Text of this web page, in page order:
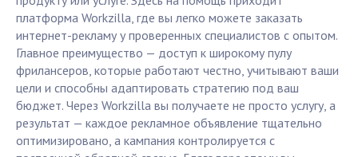
платформа Workzilla, где вы легко можете заказать
интернет-рекламу у проверенных специалистов с опытом.
Главное преимущество — доступ к широкому пулу
фрилансеров, которые работают честно, учитывают ваши
цели и способны адаптировать стратегию под ваш
бюджет. Через Workzilla вы получаете не просто услугу, а
результат — каждое рекламное объявление тщательно
оптимизировано, а кампания контролируется с